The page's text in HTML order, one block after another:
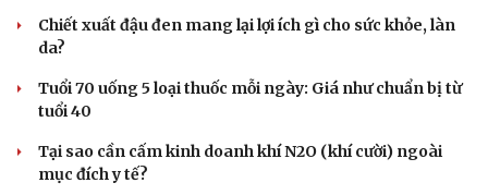
Sân khấu - Điện ảnh
Văn học
Di sản
Nghệ sĩ
Chiết xuất đậu đen mang lại lợi ích gì cho sức khỏe, làn
da?
Tuổi 70 uống 5 loại thuốc mỗi ngày: Giá như chuẩn bị từ
tuổi 40
Tại sao cần cấm kinh doanh khí N2O (khí cười) ngoài
mục đích y tế?